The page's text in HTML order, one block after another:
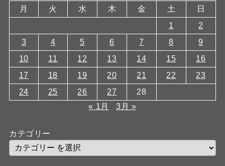
月
火 水 木 金 土
日
1
2
3
4 5 6 7 8
9
10
11 12 13 14 15
16
17
18 19 20 21 22
23
24
25 26 27
28
« 1月
3月 »
カテゴリー